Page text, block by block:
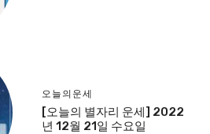
오늘의운세
[오늘의 별자리 운세] 2022
년 12월 21일 수요일